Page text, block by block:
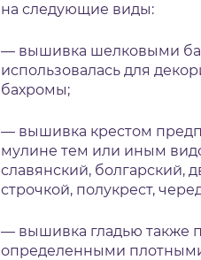
на следующие виды:
— вышивка шелковыми
использовалась для
бахромы;
— вышивка крестом
мулине тем или иным
славянский, болгарский,
строчкой, полукрест,
— вышивка гладью также
определенными плотными